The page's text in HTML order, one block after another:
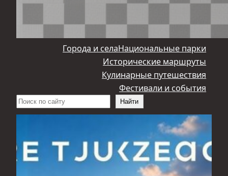
Города и селаНациональные парки
Исторические маршруты
Кулинарные путешествия
Фестивали и события
Поиск
Найти